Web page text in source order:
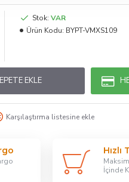
Stok: VAR
Ürün Kodu: BYPT-VMXS109
EKLE
Karşılaştırma listesine ekle
Hızlı
İçinde